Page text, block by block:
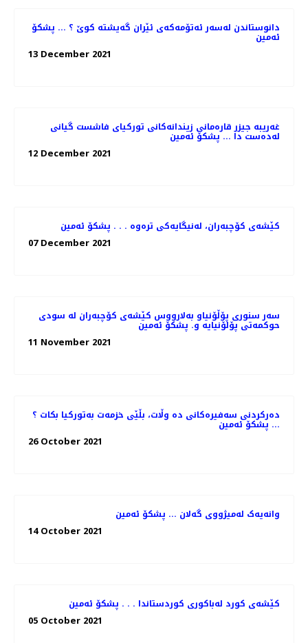
دانوستاندن لەسەر ئەتۆمەکەی ئێران گەیشتە کوێ ؟ ... پشکۆ
ئەمین
13 December 2021
غەریبە جیزر قارەمانی زیندانەکانی تورکیای فاشست گیانی
لەدەست دا ... پشکۆ ئەمین
12 December 2021
کێشەی کۆچبەران، لەنیگایەکی ترەوە . . . پشکۆ ئەمین
07 December 2021
سەر سنوری پۆڵۆنیاو بەلارووس کێشەی کۆچبەران لە سودی
حوکمەتی پۆلۆنیایە و. پشکۆ ئەمین
11 November 2021
دەرکردنی سەفیرەکانی دە وڵات، بڵێی خزمەت بەتورکیا بکات ؟
... پشکۆ ئەمین
26 October 2021
وانەیەک لەمیژووی گەلان ... پشکۆ ئەمین
14 October 2021
کێشەی کورد لەباکوری کوردستاندا . . . پشکۆ ئەمین
05 October 2021